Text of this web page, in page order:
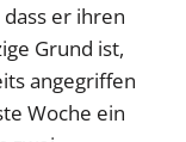
er ihren
Grund ist,
angegriffen
Woche ein